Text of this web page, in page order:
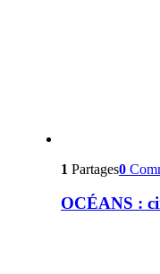
1 Partages0
OCÉANS :